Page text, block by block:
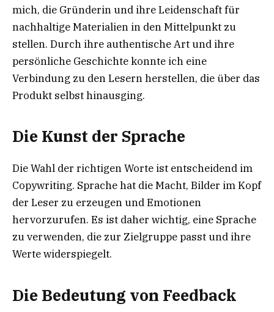
mich, die Gründerin und ihre Leidenschaft für
nachhaltige Materialien in den Mittelpunkt zu
stellen. Durch ihre authentische Art und ihre
persönliche Geschichte konnte ich eine
Verbindung zu den Lesern herstellen, die über das
Produkt selbst hinausging.
Die Kunst der Sprache
Die Wahl der richtigen Worte ist entscheidend im
Copywriting. Sprache hat die Macht, Bilder im Kopf
der Leser zu erzeugen und Emotionen
hervorzurufen. Es ist daher wichtig, eine Sprache
zu verwenden, die zur Zielgruppe passt und ihre
Werte widerspiegelt.
Die Bedeutung von Feedback